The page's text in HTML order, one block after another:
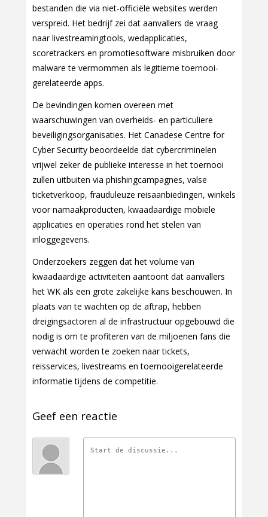
bestanden die via niet-officiële websites werden
verspreid. Het bedrijf zei dat aanvallers de vraag
naar livestreamingtools, wedapplicaties,
scoretrackers en promotiesoftware misbruiken door
malware te vermommen als legitieme toernooi-
gerelateerde apps.
De bevindingen komen overeen met
waarschuwingen van overheids- en particuliere
beveiligingsorganisaties. Het Canadese Centre for
Cyber Security beoordeelde dat cybercriminelen
vrijwel zeker de publieke interesse in het toernooi
zullen uitbuiten via phishingcampagnes, valse
ticketverkoop, frauduleuze reisaanbiedingen, winkels
voor namaakproducten, kwaadaardige mobiele
applicaties en operaties rond het stelen van
inloggegevens.
Onderzoekers zeggen dat het volume van
kwaadaardige activiteiten aantoont dat aanvallers
het WK als een grote zakelijke kans beschouwen. In
plaats van te wachten op de aftrap, hebben
dreigingsactoren al de infrastructuur opgebouwd die
nodig is om te profiteren van de miljoenen fans die
verwacht worden te zoeken naar tickets,
reisservices, livestreams en toernooigerelateerde
informatie tijdens de competitie.
Geef een reactie